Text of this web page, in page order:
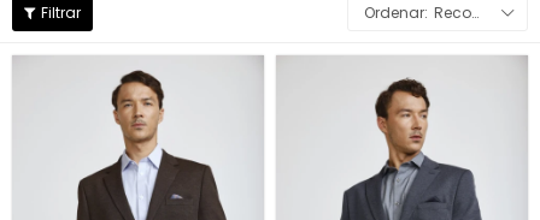
Recomendados